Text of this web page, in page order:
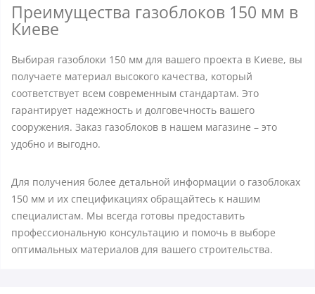
Преимущества газоблоков 150 мм в
Киеве
Выбирая газоблоки 150 мм для вашего проекта в Киеве, вы
получаете материал высокого качества, который
соответствует всем современным стандартам. Это
гарантирует надежность и долговечность вашего
сооружения. Заказ газоблоков в нашем магазине – это
удобно и выгодно.
Для получения более детальной информации о газоблоках
150 мм и их спецификациях обращайтесь к нашим
специалистам. Мы всегда готовы предоставить
профессиональную консультацию и помочь в выборе
оптимальных материалов для вашего строительства.